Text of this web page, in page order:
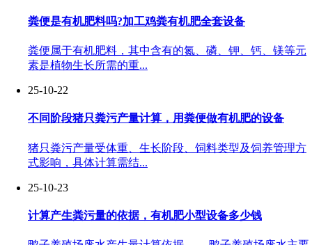
粪便是有机肥料吗?加工鸡粪有机肥全套设备
粪便属于有机肥料，其中含有的氮、磷、钾、钙、镁等元
素是植物生长所需的重...
25-10-22
不同阶段猪只粪污产量计算，用粪便做有机肥的设备
猪只粪污产量受体重、生长阶段、饲料类型及饲养管理方
式影响，具体计算需结...
25-10-23
计算产生粪污量的依据，有机肥小型设备多少钱